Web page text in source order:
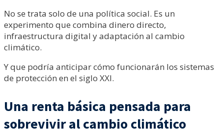
No se trata solo de una política social. Es un
experimento que combina dinero directo,
infraestructura digital y adaptación al cambio
climático.
Y que podría anticipar cómo funcionarán los sistemas
de protección en el siglo XXI.
Una renta básica pensada para
sobrevivir al cambio climático